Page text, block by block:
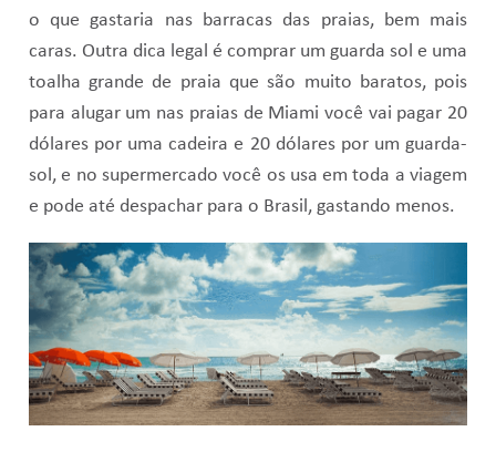
o que gastaria nas barracas das praias, bem mais
caras. Outra dica legal é comprar um guarda sol e uma
toalha grande de praia que são muito baratos, pois
para alugar um nas praias de Miami você vai pagar 20
dólares por uma cadeira e 20 dólares por um guarda-
sol, e no supermercado você os usa em toda a viagem
e pode até despachar para o Brasil, gastando menos.